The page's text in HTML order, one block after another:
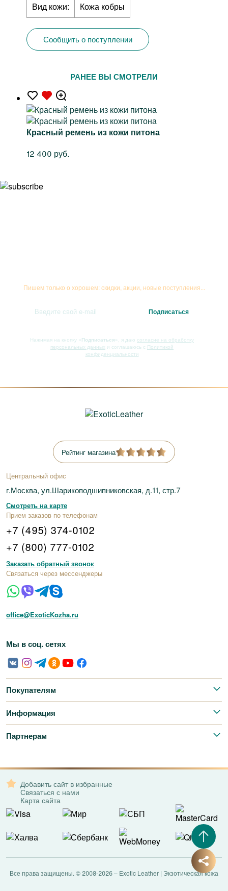
Вид кожи:
Кожа кобры
Сообщить о поступлении
РАНЕЕ ВЫ СМОТРЕЛИ
Красный ремень из кожи питона
12 400 руб.
Пишем только о хорошем: скидки, акции, новые поступления...
Нажимая на кнопку «Подписаться» , я даю согласие на обработку
персональных данных и соглашаюсь с Политикой
конфиденциальности
Рейтинг магазина
Центральный офис
г.Москва, ул.Шарикоподшипниковская, д.11, стр.7
Смотреть на карте
Прием заказов по телефонам
+7 (495) 374-0102
+7 (800) 777-0102
Заказать обратный звонок
Связаться через мессенджеры
office@ExoticKozha.ru
Мы в соц. сетях
Покупателям
Информация
Партнерам
Добавить сайт в избранные
Связаться с нами
Карта сайта
Все права защищены. © 2008-2026 – Exotic Leather | Экзотическая кожа